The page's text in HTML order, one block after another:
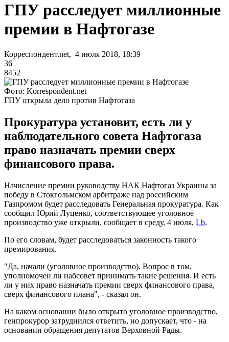
ГПУ расследует миллионные
премии в Нафтогазе
Корреспондент.net, 4 июля 2018, 18:39
36
8452
Фото: Korrespondent.net
ГПУ открыла дело против Нафтогаза
Прокуратура установит, есть ли у
наблюдательного совета Нафтогаза
право назначать премии сверх
финансового права.
Начисление премии руководству НАК Нафтогаз Украины за
победу в Стокгольмском арбитраже над российским
Газпромом будет расследовать Генеральная прокуратура. Как
сообщил Юрий Луценко, соответствующее уголовное
производство уже открыли, сообщает в среду, 4 июля, Lb.
По его словам, будет расследоваться законность такого
премирования.
"Да, начали (уголовное производство). Вопрос в том,
уполномочен ли набсовет принимать такие решения. И есть
ли у них право назначать премии сверх финансового права,
сверх финансового плана", - сказал он.
На каком основании было открыто уголовное производство,
генпрокурор затруднился ответить, но допускает, что - на
основании обращения депутатов Верховной Рады.